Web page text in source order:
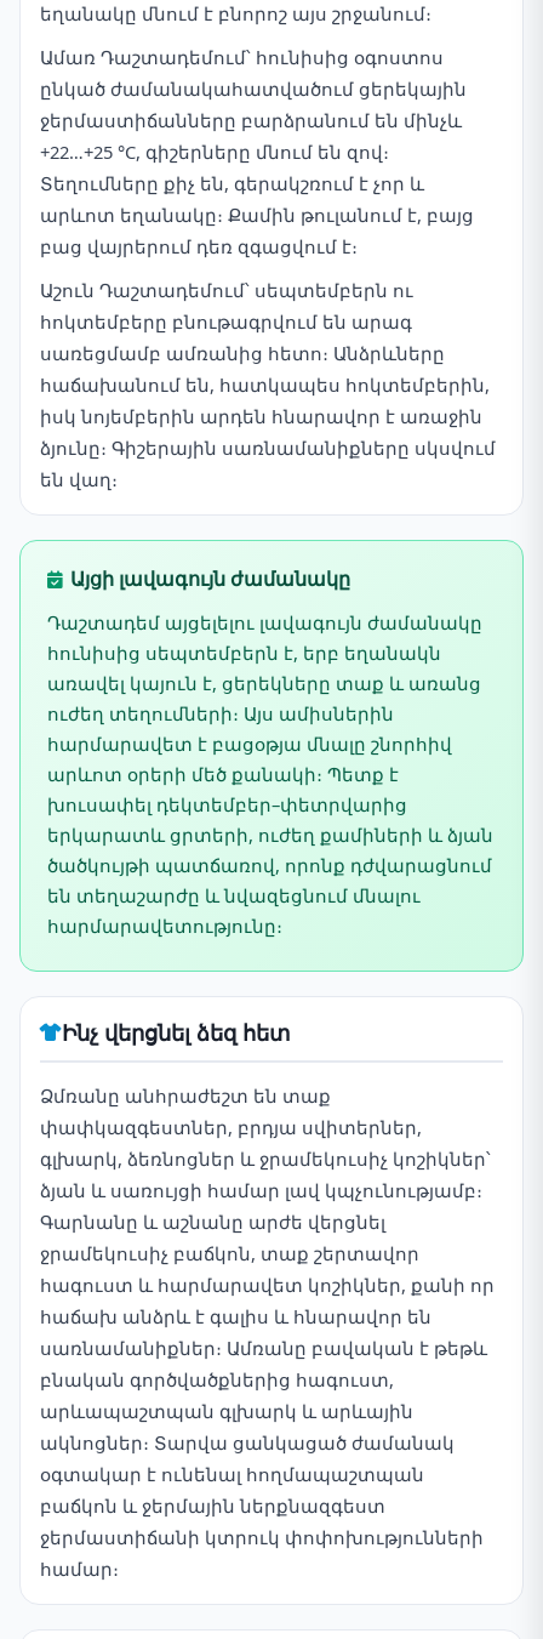
եղանակը մնում է բնորոշ այս շրջանում։
Ամառ Դաշտադեմում՝ հունիսից օգոստոս
ընկած ժամանակահատվածում ցերեկային
ջերմաստիճանները բարձրանում են մինչև
+22…+25 °C, գիշերները մնում են զով։
Տեղումները քիչ են, գերակշռում է չոր և
արևոտ եղանակը։ Քամին թուլանում է, բայց
բաց վայրերում դեռ զգացվում է։
Աշուն Դաշտադեմում՝ սեպտեմբերն ու
հոկտեմբերը բնութագրվում են արագ
սառեցմամբ ամռանից հետո։ Անձրևները
հաճախանում են, հատկապես հոկտեմբերին,
իսկ նոյեմբերին արդեն հնարավոր է առաջին
ձյունը։ Գիշերային սառնամանիքները սկսվում
են վաղ։
Այցի լավագույն ժամանակը
Դաշտադեմ այցելելու լավագույն ժամանակը
հունիսից սեպտեմբերն է, երբ եղանակն
առավել կայուն է, ցերեկները տաք և առանց
ուժեղ տեղումների։ Այս ամիսներին
հարմարավետ է բացօթյա մնալը շնորհիվ
արևոտ օրերի մեծ քանակի։ Պետք է
խուսափել դեկտեմբեր–փետրվարից
երկարատև ցրտերի, ուժեղ քամիների և ձյան
ծածկույթի պատճառով, որոնք դժվարացնում
են տեղաշարժը և նվազեցնում մնալու
հարմարավետությունը։
Ինչ վերցնել ձեզ հետ
Ձմռանը անհրաժեշտ են տաք
փափկազգեստներ, բրդյա սվիտերներ,
գլխարկ, ձեռնոցներ և ջրամեկուսիչ կոշիկներ՝
ձյան և սառույցի համար լավ կպչունությամբ։
Գարնանը և աշնանը արժե վերցնել
ջրամեկուսիչ բաճկոն, տաք շերտավոր
հագուստ և հարմարավետ կոշիկներ, քանի որ
հաճախ անձրև է գալիս և հնարավոր են
սառնամանիքներ։ Ամռանը բավական է թեթև
բնական գործվածքներից հագուստ,
արևապաշտպան գլխարկ և արևային
ակնոցներ։ Տարվա ցանկացած ժամանակ
օգտակար է ունենալ հողմապաշտպան
բաճկոն և ջերմային ներքնազգեստ
ջերմաստիճանի կտրուկ փոփոխությունների
համար։